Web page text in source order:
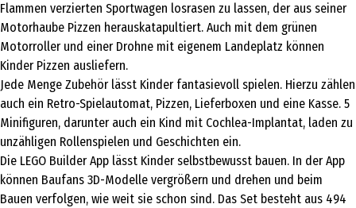
Flammen verzierten Sportwagen losrasen zu lassen, der aus seiner
Motorhaube Pizzen herauskatapultiert. Auch mit dem grünen
Motorroller und einer Drohne mit eigenem Landeplatz können
Kinder Pizzen ausliefern.
Jede Menge Zubehör lässt Kinder fantasievoll spielen. Hierzu zählen
auch ein Retro-Spielautomat, Pizzen, Lieferboxen und eine Kasse. 5
Minifiguren, darunter auch ein Kind mit Cochlea-Implantat, laden zu
unzähligen Rollenspielen und Geschichten ein.
Die LEGO Builder App lässt Kinder selbstbewusst bauen. In der App
können Baufans 3D-Modelle vergrößern und drehen und beim
Bauen verfolgen, wie weit sie schon sind. Das Set besteht aus 494